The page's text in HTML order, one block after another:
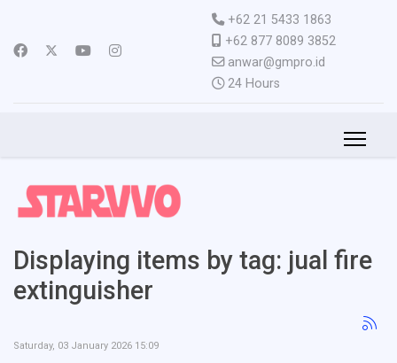
+62 21 5433 1863
+62 877 8089 3852
anwar@gmpro.id
24 Hours
Displaying items by tag: jual fire
extinguisher
Saturday, 03 January 2026 15:09